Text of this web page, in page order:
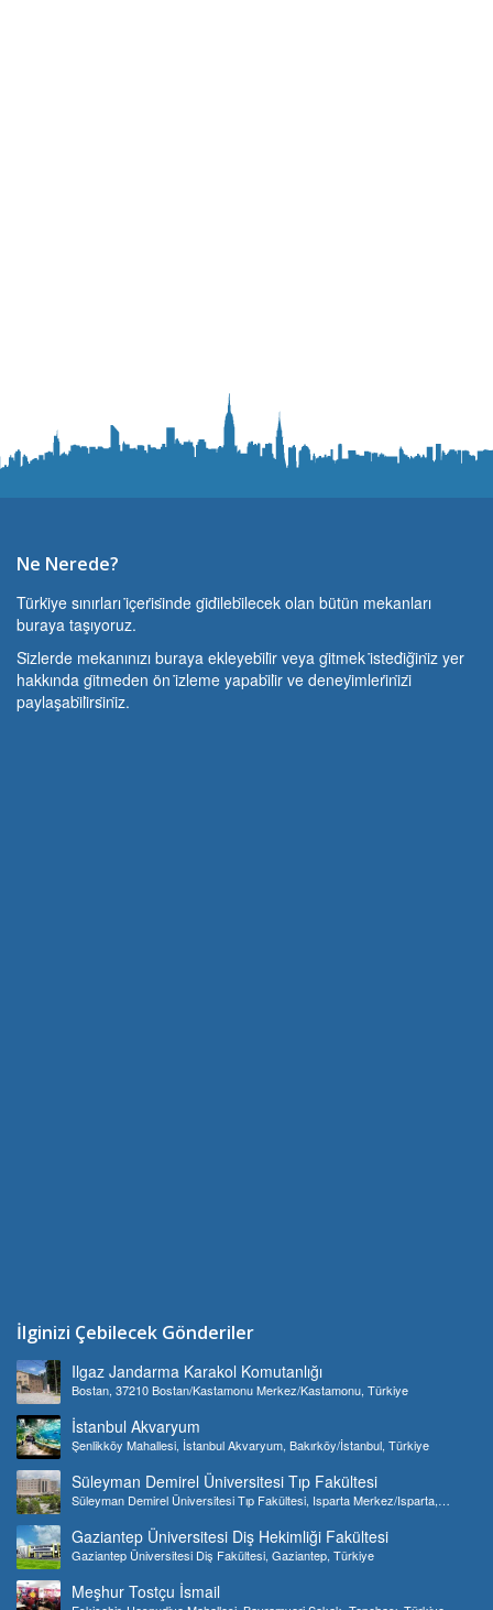
Ne Nerede?
Türki̇ye sınırları i̇çeri̇si̇nde gi̇di̇lebi̇lecek olan bütün mekanları
buraya taşıyoruz.
Si̇zlerde mekanınızı buraya ekleyebi̇li̇r veya gi̇tmek i̇stedi̇ği̇ni̇z yer
hakkında gi̇tmeden ön i̇zleme yapabi̇li̇r ve deneyi̇mleri̇ni̇zi̇
paylaşabi̇li̇rsi̇ni̇z.
İlginizi Çebilecek Gönderiler
Ilgaz Jandarma Karakol Komutanlığı
Bostan, 37210 Bostan/Kastamonu Merkez/Kastamonu, Türkiye
İstanbul Akvaryum
Şenlikköy Mahallesi, İstanbul Akvaryum, Bakırköy/İstanbul, Türkiye
Süleyman Demirel Üniversitesi Tıp Fakültesi
Süleyman Demirel Üniversitesi Tıp Fakültesi, Isparta Merkez/Isparta,
Gaziantep Üniversitesi Diş Hekimliği Fakültesi
Gaziantep Üniversitesi Diş Fakültesi, Gaziantep, Türkiye
Meşhur Tostçu İsmail